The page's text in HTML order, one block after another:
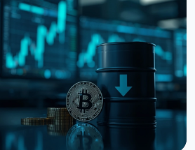
ETH та XRP: CryptoQuant
ринку